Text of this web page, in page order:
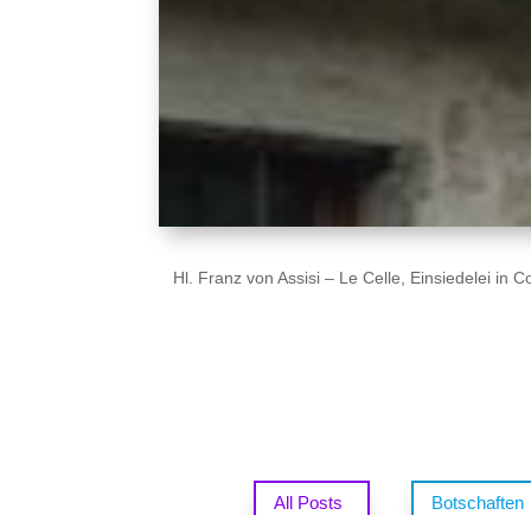
Hl. Franz von Assisi – Le Celle, Einsiedelei in
All Posts
Botschaften